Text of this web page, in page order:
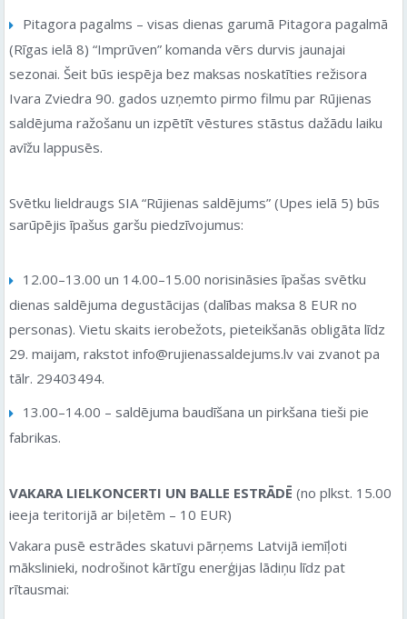
Pitagora pagalms – visas dienas garumā Pitagora pagalmā
(Rīgas ielā 8) “Imprūven” komanda vērs durvis jaunajai
sezonai. Šeit būs iespēja bez maksas noskatīties režisora
Ivara Zviedra 90. gados uzņemto pirmo filmu par Rūjienas
saldējuma ražošanu un izpētīt vēstures stāstus dažādu laiku
avīžu lappusēs.
Svētku lieldraugs SIA “Rūjienas saldējums” (Upes ielā 5) būs
sarūpējis īpašus garšu piedzīvojumus:
12.00–13.00 un 14.00–15.00 norisināsies īpašas svētku
dienas saldējuma degustācijas (dalības maksa 8 EUR no
personas). Vietu skaits ierobežots, pieteikšanās obligāta līdz
29. maijam, rakstot info@rujienassaldejums.lv vai zvanot pa
tālr. 29403494.
13.00–14.00 – saldējuma baudīšana un pirkšana tieši pie
fabrikas.
VAKARA LIELKONCERTI UN BALLE ESTRĀDĒ (no plkst. 15.00
ieeja teritorijā ar biļetēm – 10 EUR)
Vakara pusē estrādes skatuvi pārņems Latvijā iemīļoti
mākslinieki, nodrošinot kārtīgu enerģijas lādiņu līdz pat
rītausmai: